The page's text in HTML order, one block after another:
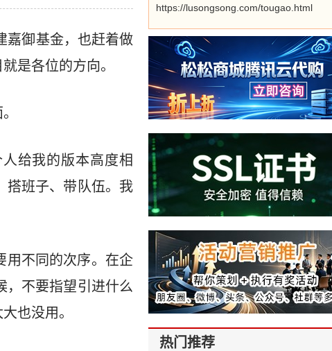
嘉御基金，也赶着做
是各位的方向。
给我的版本高度相
搭班子、带队伍。我
用不同的次序。在企
，不要指望引进什么
也没用。
https://lusongsong.com/tougao.html
热门推荐